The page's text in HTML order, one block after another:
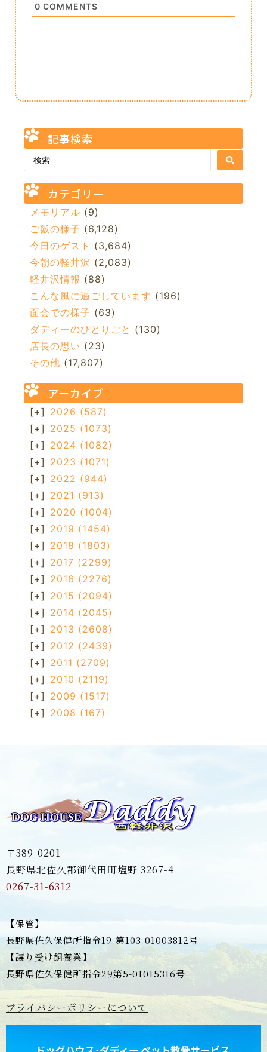
0 COMMENTS
記事検索
カテゴリー
メモリアル (9)
ご飯の様子 (6,128)
今日のゲスト (3,684)
今朝の軽井沢 (2,083)
軽井沢情報 (88)
こんな風に過ごしています (196)
面会での様子 (63)
ダディーのひとりごと (130)
店長の思い (23)
その他 (17,807)
アーカイブ
[+] 2026 (587)
[+] 2025 (1073)
[+] 2024 (1082)
[+] 2023 (1071)
[+] 2022 (944)
[+] 2021 (913)
[+] 2020 (1004)
[+] 2019 (1454)
[+] 2018 (1803)
[+] 2017 (2299)
[+] 2016 (2276)
[+] 2015 (2094)
[+] 2014 (2045)
[+] 2013 (2608)
[+] 2012 (2439)
[+] 2011 (2709)
[+] 2010 (2119)
[+] 2009 (1517)
[+] 2008 (167)
〒389-0201
長野県北佐久郡御代田町塩野 3267-4
0267-31-6312
【保管】
長野県佐久保健所指令19-第103-01003812号
【譲り受け飼養業】
長野県佐久保健所指令29第5-01015316号
プライバシーポリシーについて